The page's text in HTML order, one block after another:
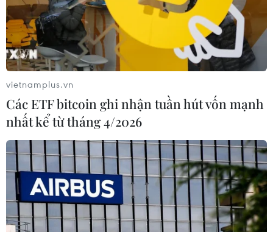
Ra mắt cuốn sách chia sẻ những câu
chuyện xúc động trong đại dịch
31/12/2021 14:08
“​​Liên & Dòng chảy nghĩa tình” là cuốn sách ghi lại 72
ngày chương trình “Gửi nghĩa Đồng bào” được triển
vietnamplus.vn
Các ETF bitcoin ghi nhận tuần hút vốn mạnh
nhất kể từ tháng 4/2026